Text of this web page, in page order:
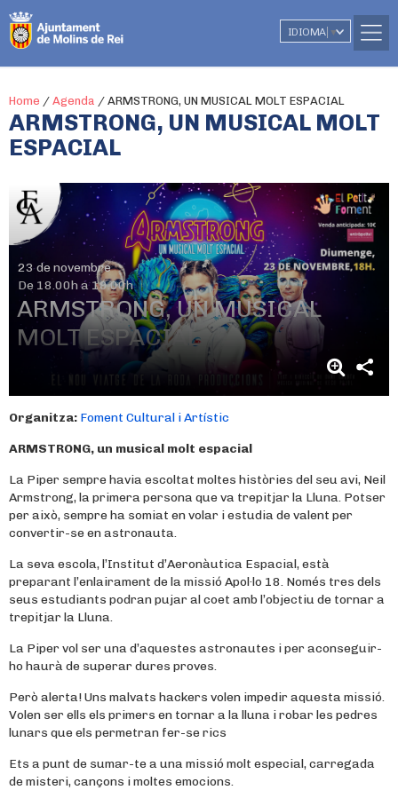
IDIOMA ▼
Home / Agenda / ARMSTRONG, UN MUSICAL MOLT ESPACIAL
ARMSTRONG, UN MUSICAL MOLT
ESPACIAL
23 de novembre
De 18.00h a 19.00h
ARMSTRONG, UN MUSICAL
MOLT ESPACIAL
Organitza: Foment Cultural i Artístic
ARMSTRONG, un musical molt espacial
La Piper sempre havia escoltat moltes històries del seu avi, Neil
Armstrong, la primera persona que va trepitjar la Lluna. Potser
per això, sempre ha somiat en volar i estudia de valent per
convertir-se en astronauta.
La seva escola, l’Institut d’Aeronàutica Espacial, està
preparant l’enlairament de la missió Apol·lo 18. Només tres dels
seus estudiants podran pujar al coet amb l’objectiu de tornar a
trepitjar la Lluna.
La Piper vol ser una d’aquestes astronautes i per aconseguir-
ho haurà de superar dures proves.
Però alerta! Uns malvats hackers volen impedir aquesta missió.
Volen ser ells els primers en tornar a la lluna i robar les pedres
lunars que els permetran fer-se rics
Ets a punt de sumar-te a una missió molt especial, carregada
de misteri, cançons i moltes emocions.